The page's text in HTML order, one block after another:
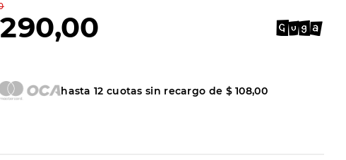
,00
hasta12 cuotas sin recargo de $ 108,00